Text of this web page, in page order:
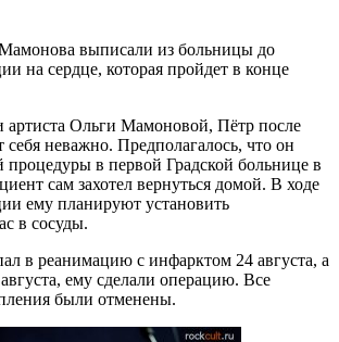
выписали из больницы до
на сердце, которая пройдет в конце
артиста Ольги Мамоновой, Пётр после
себя неважно. Предполагалось, что он
процедуры в первой Градской больнице в
сам захотел вернуться домой. В ходе
ему планируют установить
в сосуды.
в реанимацию с инфарктом 24 августа, а
ему сделали операцию. Все
были отменены.